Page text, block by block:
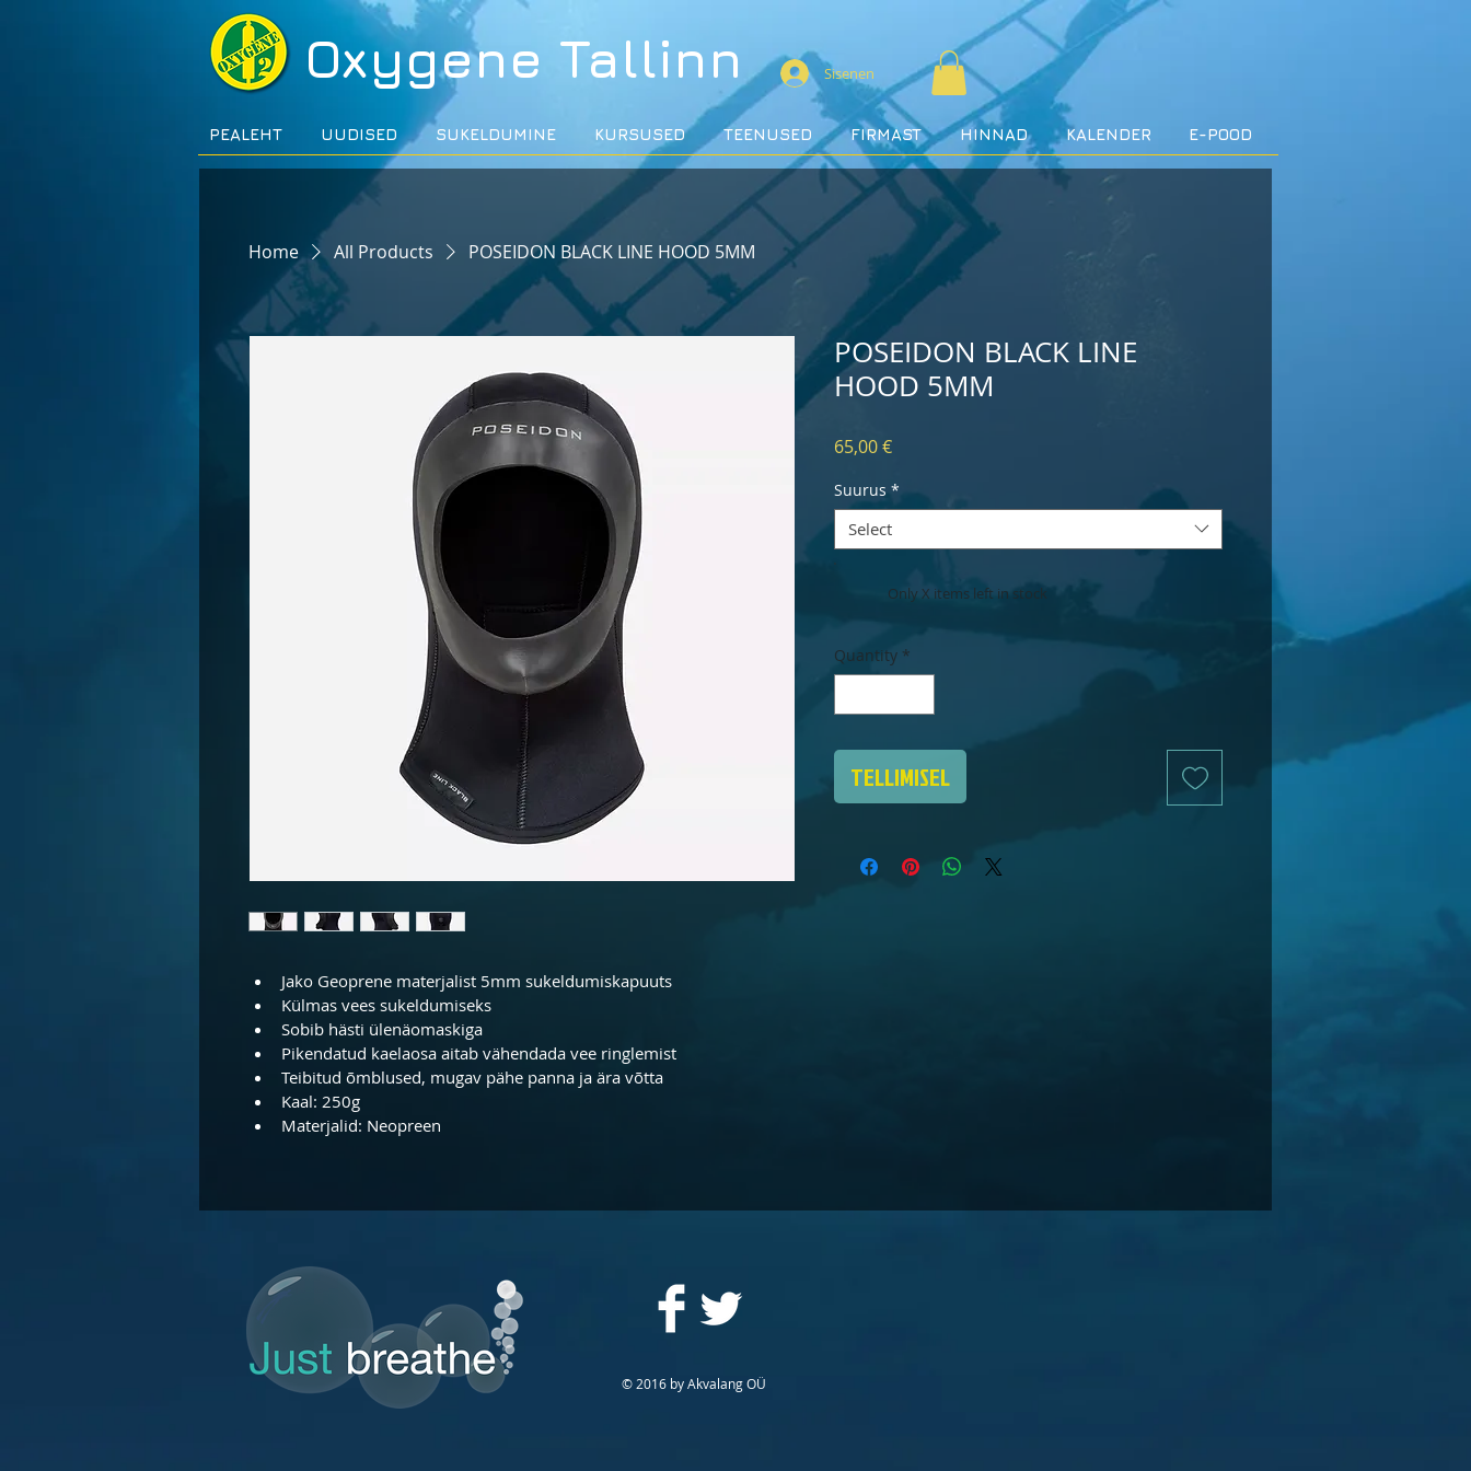
Oxygene Tallinn Sisenen
PEALEHT UUDISED SUKELDUMINE KURSUSED TEENUSED FIRMAST HINNAD KALENDER E-POOD
Home All Products POSEIDON BLACK LINE HOOD 5MM
Jako Geoprene materjalist 5mm sukeldumiskapuuts
Külmas vees sukeldumiseks
Sobib hästi ülenäomaskiga
Pikendatud kaelaosa aitab vähendada vee ringlemist
Teibitud õmblused, mugav pähe panna ja ära võtta
Kaal: 250g
Materjalid: Neopreen
POSEIDON BLACK LINE
HOOD 5MM
65,00 €Price
Suurus *
Select
Only X items left in stock
Quantity *
TELLIMISEL
© 2016 by Akvalang OÜ